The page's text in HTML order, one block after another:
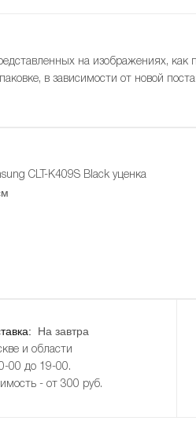
на изображениях,
в зависимости от новой
CLT-K409S Black уценка
На завтра
и области
00 до 19-00.
- от 300 руб.